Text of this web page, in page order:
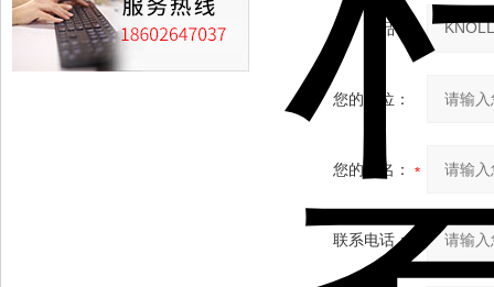
产品：
您的单位：
您的姓名：
联系电话：